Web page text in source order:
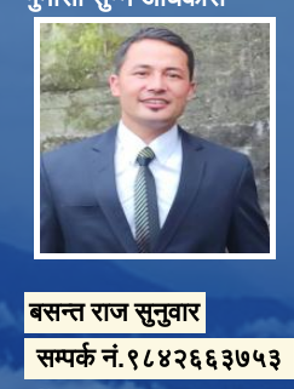
बसन्त राज सुनुवार
सम्पर्क नं.९८४२६६३७५३